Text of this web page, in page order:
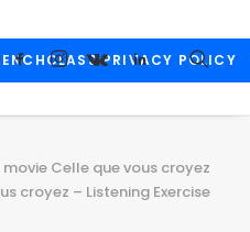
PRIVACY POLICY
Celle que vous croyez
croyez – Listening Exercise